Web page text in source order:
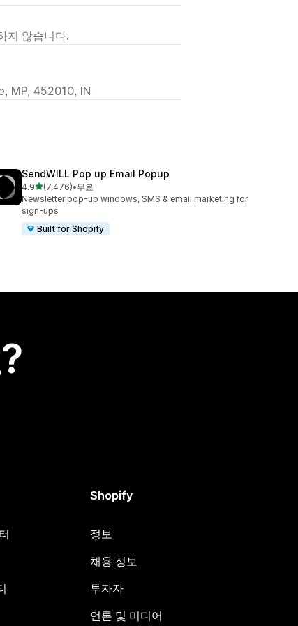
지 않습니다.
MP, 452010, IN
SendWILL Pop up Email Popup
4.9별 5개 중
(7,476)
총 리뷰 7476개
•무료
Newsletter pop-up windows, SMS & email marketing for
sign-ups
Built for Shopify
Shopify
정보
채용 정보
투자자
언론 및 미디어